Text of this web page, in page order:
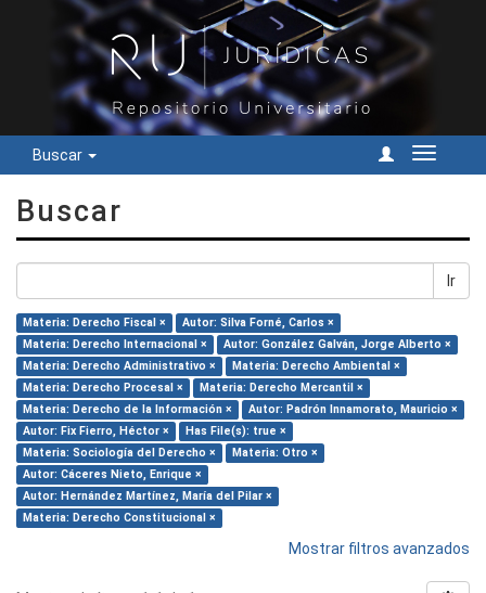
Buscar
Cambiar
Buscar
Ir
Materia: Derecho Fiscal ×
Autor: Silva Forné, Carlos ×
Materia: Derecho Internacional ×
Autor: González Galván, Jorge Alberto ×
Materia: Derecho Administrativo ×
Materia: Derecho Ambiental ×
Materia: Derecho Procesal ×
Materia: Derecho Mercantil ×
Materia: Derecho de la Información ×
Autor: Padrón Innamorato, Mauricio ×
Autor: Fix Fierro, Héctor ×
Has File(s): true ×
Materia: Sociología del Derecho ×
Materia: Otro ×
Autor: Cáceres Nieto, Enrique ×
Autor: Hernández Martínez, María del Pilar ×
Materia: Derecho Constitucional ×
Mostrar filtros avanzados